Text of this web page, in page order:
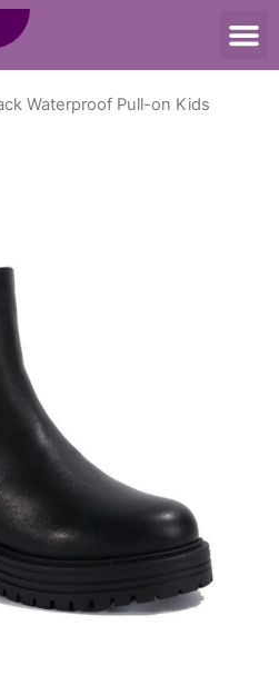
Waterproof Pull-on Kids